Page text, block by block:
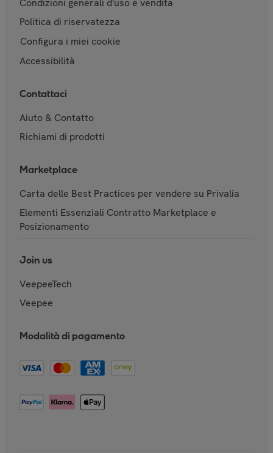
Condizioni generali d'uso e vendita
Politica di riservatezza
Configura i miei cookie
Accessibilità
Contattaci
Aiuto & Contatto
Richiami di prodotti
Marketplace
Carta delle Best Practices per vendere su Privalia
Elementi Essenziali Contratto Marketplace e
Posizionamento
Join us
VeepeeTech
Veepee
Modalità di pagamento